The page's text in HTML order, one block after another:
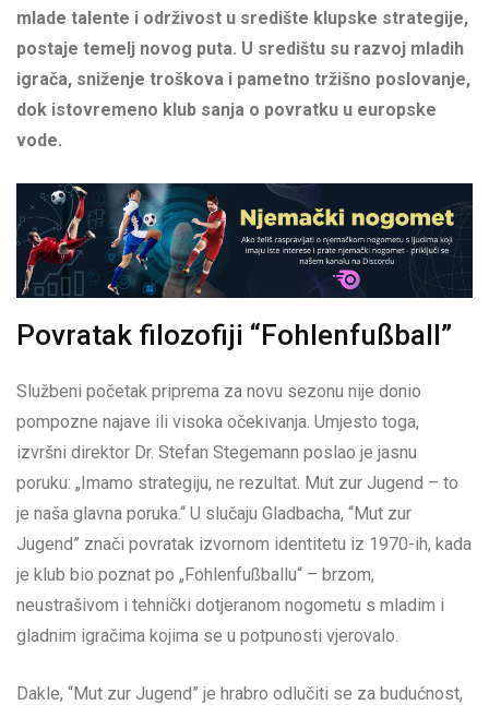
mlade talente i održivost u središte klupske strategije,
postaje temelj novog puta. U središtu su razvoj mladih
igrača, sniženje troškova i pametno tržišno poslovanje,
dok istovremeno klub sanja o povratku u europske
vode.
Povratak filozofiji “Fohlenfußball”
Službeni početak priprema za novu sezonu nije donio
pompozne najave ili visoka očekivanja. Umjesto toga,
izvršni direktor Dr. Stefan Stegemann poslao je jasnu
poruku: „Imamo strategiju, ne rezultat. Mut zur Jugend – to
je naša glavna poruka.“ U slučaju Gladbacha, “Mut zur
Jugend” znači povratak izvornom identitetu iz 1970-ih, kada
je klub bio poznat po „Fohlenfußballu“ – brzom,
neustrašivom i tehnički dotjeranom nogometu s mladim i
gladnim igračima kojima se u potpunosti vjerovalo.
Dakle, “Mut zur Jugend” je hrabro odlučiti se za budućnost,